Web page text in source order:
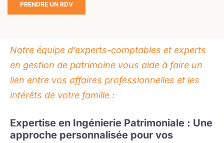
PRENDRE UN RDV
Notre équipe d’experts-comptables et experts
en gestion de patrimoine vous aide à faire un
lien entre vos affaires professionnelles et les
intérêts de votre famille :
Expertise en Ingénierie Patrimoniale : Une
approche personnalisée pour vos